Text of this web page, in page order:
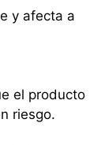
y afecta a
el producto
riesgo.